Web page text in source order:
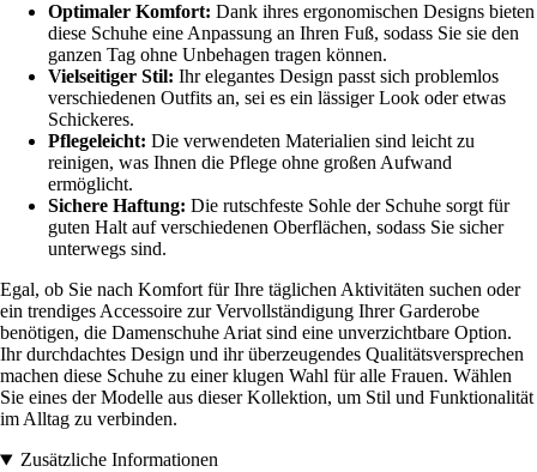
Optimaler Komfort: Dank ihres ergonomischen Designs bieten
diese Schuhe eine Anpassung an Ihren Fuß, sodass Sie sie den
ganzen Tag ohne Unbehagen tragen können.
Vielseitiger Stil: Ihr elegantes Design passt sich problemlos
verschiedenen Outfits an, sei es ein lässiger Look oder etwas
Schickeres.
Pflegeleicht: Die verwendeten Materialien sind leicht zu
reinigen, was Ihnen die Pflege ohne großen Aufwand
ermöglicht.
Sichere Haftung: Die rutschfeste Sohle der Schuhe sorgt für
guten Halt auf verschiedenen Oberflächen, sodass Sie sicher
unterwegs sind.
Egal, ob Sie nach Komfort für Ihre täglichen Aktivitäten suchen oder
ein trendiges Accessoire zur Vervollständigung Ihrer Garderobe
benötigen, die Damenschuhe Ariat sind eine unverzichtbare Option.
Ihr durchdachtes Design und ihr überzeugendes Qualitätsversprechen
machen diese Schuhe zu einer klugen Wahl für alle Frauen. Wählen
Sie eines der Modelle aus dieser Kollektion, um Stil und Funktionalität
im Alltag zu verbinden.
Zusätzliche Informationen